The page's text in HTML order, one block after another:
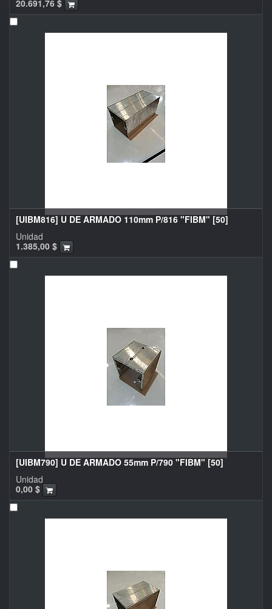
20.691,76 $
[UIBM816] U DE ARMADO 110mm P/816 "FIBM" [50]
1.385,00 $
Unidad
[UIBM790] U DE ARMADO 55mm P/790 "FIBM" [50]
0,00 $
Unidad